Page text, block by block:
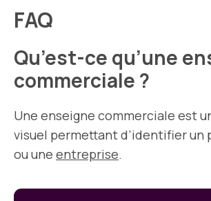
FAQ
Qu’est-ce qu’une
commerciale ?
Une enseigne commerciale est
visuel permettant d’identifier un
ou une entreprise.